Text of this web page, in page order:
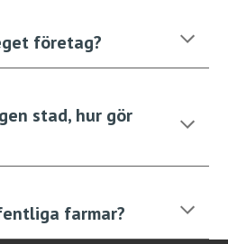
företag?
stad, hur gör
farmar?